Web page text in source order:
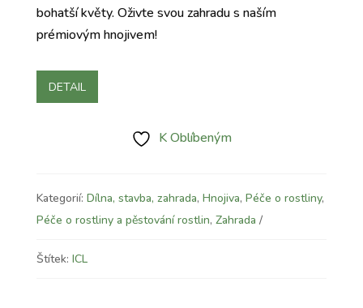
bohatší květy. Oživte svou zahradu s naším
prémiovým hnojivem!
DETAIL
K Oblíbeným
Kategorií: Dílna, stavba, zahrada, Hnojiva, Péče o rostliny,
Péče o rostliny a pěstování rostlin, Zahrada
Štítek: ICL